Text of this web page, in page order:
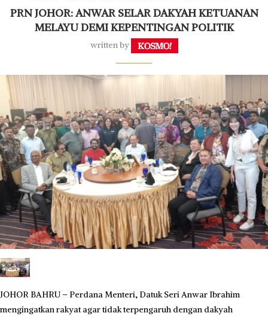
PRN JOHOR: ANWAR SELAR DAKYAH KETUANAN
MELAYU DEMI KEPENTINGAN POLITIK
written by
JOHOR BAHRU – Perdana Menteri, Datuk Seri Anwar Ibrahim
mengingatkan rakyat agar tidak terpengaruh dengan dakyah